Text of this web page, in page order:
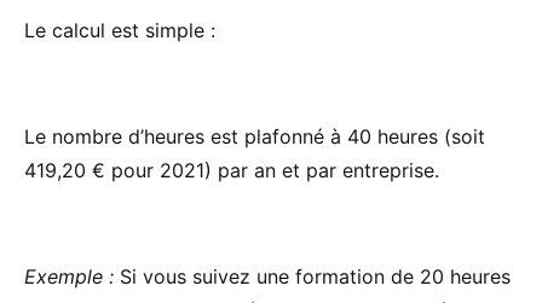
Le calcul est simple :
Le nombre d’heures est plafonné à 40 heures (soit
419,20 € pour 2021) par an et par entreprise.
Exemple : Si vous suivez une formation de 20 heures